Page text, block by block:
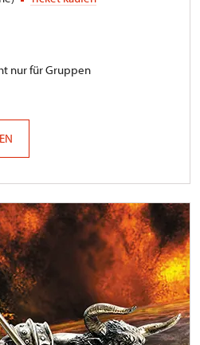
nur für Gruppen